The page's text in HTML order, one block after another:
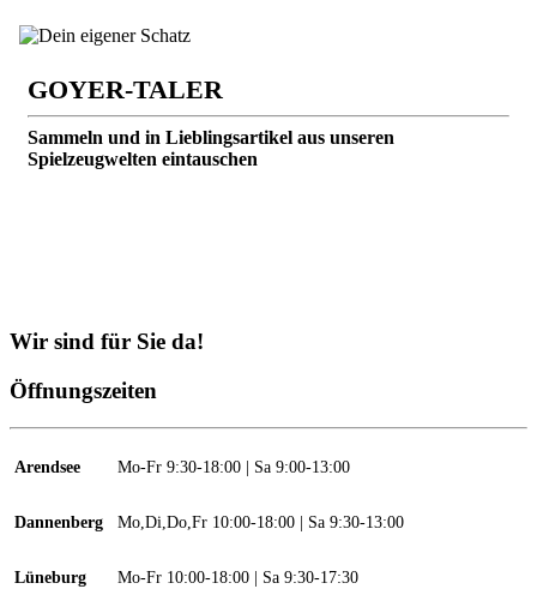
GOYER-TALER
Sammeln und in Lieblingsartikel aus unseren
Spielzeugwelten eintauschen
Wir sind für Sie da!
Öffnungszeiten
Arendsee Mo-Fr 9:30-18:00 | Sa 9:00-13:00
Dannenberg Mo,Di,Do,Fr 10:00-18:00 | Sa 9:30-13:00
Lüneburg Mo-Fr 10:00-18:00 | Sa 9:30-17:30